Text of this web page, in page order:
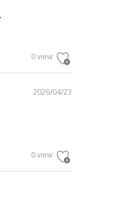
0 view
2026/04/23
0 view